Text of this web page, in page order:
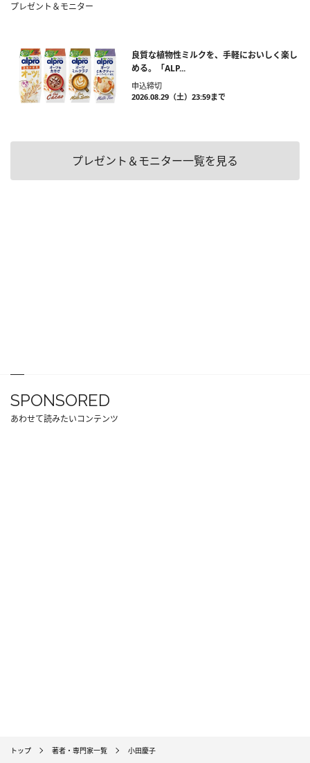
プレゼント＆モニター
良質な植物性ミルクを、手軽においしく楽し
める。「ALP...
申込締切
2026.08.29（土）23:59まで
プレゼント＆モニター一覧を見る
SPONSORED
あわせて読みたいコンテンツ
トップ 著者・専門家一覧 小田慶子